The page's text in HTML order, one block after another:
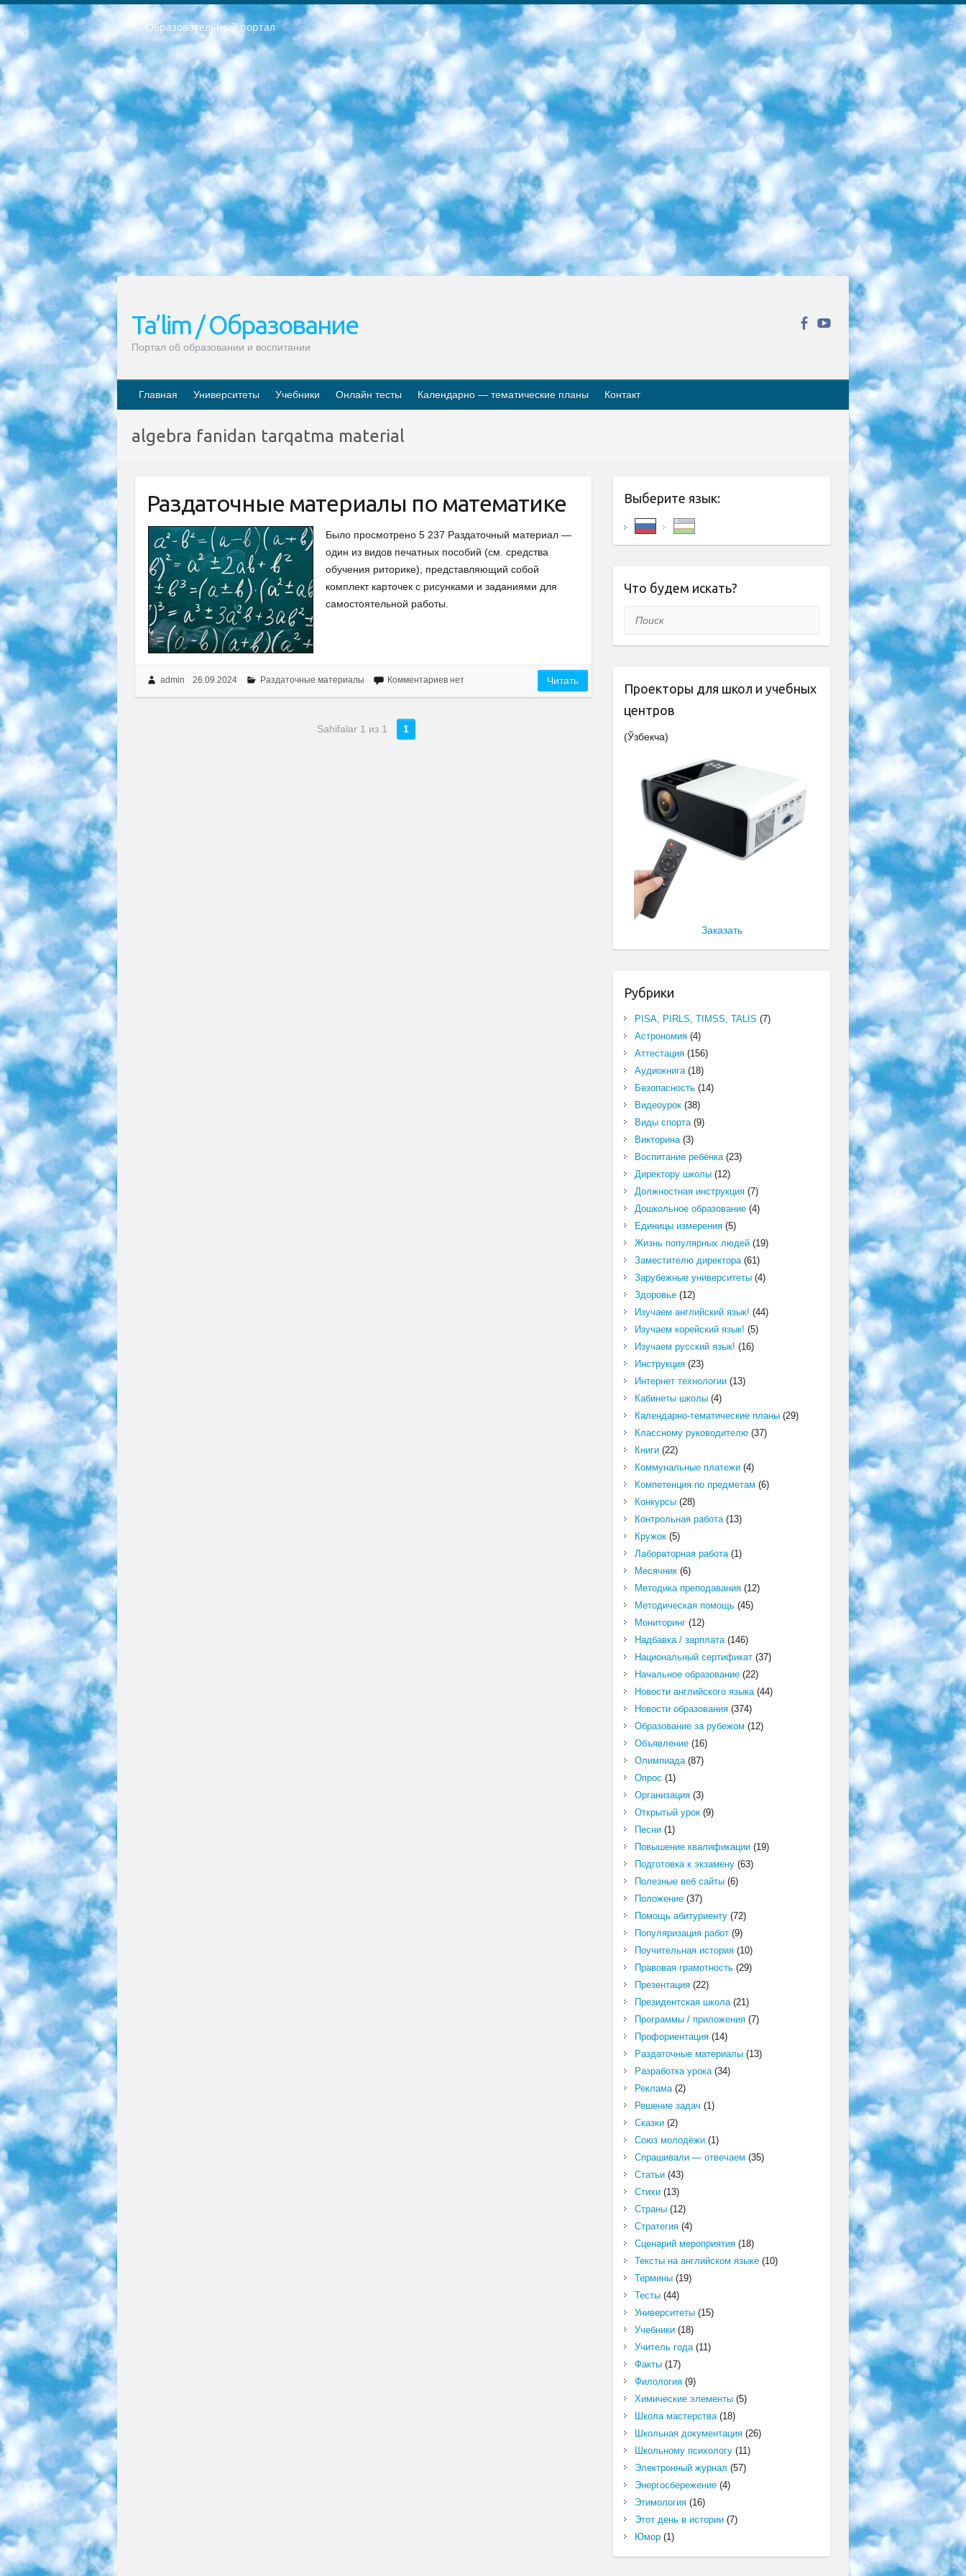
Образовательный портал
РЕСПУБЛИКА УЗБЕКИСТАН МИНИСТРЕРСТВО ДОШКОЛЬНОГО И ШКОЛЬНОГО ОБРАЗОВАНИЯ КОМАНДА в общеобразовательных учреждениях в 2023-2024 учебном году организация и проведение итоговой государственной аттестации обучающихся о Министра дошкольного и школьного образования Республики Узбекистан от 4 марта 2008 года (постановлением Минюста от 20 марта 2008 года № 1778 государственной регистрации) «Итоговое состояние учащихся общего среднего образования на основании положения об утверждении положения об аттестации общего среднего образования выпускной экзамен студентов в образовательных учреждениях в 2023-2024 учебном году В целях организации и прохождения аттестации приказываю: 1. Следующее: перечень предметов, по которым будет проводиться итоговая государственная аттестация и экзамен формы перевода согласно приложению 1; сертификаты международного образца, оценивающие уровень владения иностранными языками перечень согласно приложению 2; 2. Педагогический при специализированных образовательных учреждениях. научно-практический центр квалификации и международной оценки (Д.Давидова) 2024 г. До 25 марта: задания по предметам, по которым будет проводиться итоговая аттестация разработка и утверждение технических условий; итоговая аттестация на основании разработанного предметного задания разработка вопросов по предметам (устно и письменно), экзамен передача; общеобразовательные средние школы и специальные учебные заведения учащиеся выпускных классов школ и интернатов в агентской системе подготовка базы данных экзаменационных материалов и критериев оценки; перевод базы экзаменационных материалов на все языки обучения подать в Республиканский образовательный центр для изготовления; варианты экзаменов на основе разработанных контрольных материалов пусть будут поставлены задачи формирования. 3. Республиканский образовательный центр (Ш.Худайкулов) до 5 апреля 2024 года. до: база данных предоставленных экзаменационных материалов на все языки обучения перевод и экспертиза; для слепых, слабовидящих, глухих, слабослышащих и умственно отсталых детей учащиеся выпускных классов специализированных школ и школ-интернатов база данных экзаменационных материалов на всех преподаваемых языках подготовка критериев оценки; специализированные школы для умственно отсталых детей и технологии для учащихся выпускных классов школ-интернатов разработка соответствующих рекомендаций и критериев проведения ЕГЭ по естествознанию давать задания. 4. Педагогический при специализированных образовательных учреждениях. Научно-практический центр навыков и международной оценки (Д.Давидова), Республика образовательный центр (Худайкулов Ш.) итоговый государственный аттестационный экзамен ориентирован на творческое и логическое мышление при подготовке базы материалов учитывать введение заданий. 5. Следует отметить, что: сертификат государственного образца о знании общеобразовательного предмета и как минимум национальный уровень B1 по предметам на иностранных языках, указанным в Приложении 2. или международно признанный сертификат эквивалентного уровня студенты, изучающие определенный предмет, освобождаются от экзамена; по соответствующим предметам запланирована итоговая государственная аттестация за день до дня, путем жеребьевки Рабочей группой (в письменной форме по предметам, проводимым в форме) из числа сформированных вариантов выбрано 2 варианта; 2 выбранных варианта экзамена анонсированы на официальном сайте министерства и все выпускники по всей стране на основе этих вариантов проводит итоговую государственную аттестацию. 6. Государственное образование учащихся средних общеобразовательных учреждений. знания в соответствии с квалификационными требованиями, которые необходимо приобрести на основании стандартов итоговый (выпускной) контроль для 9 и 11 классов в целях тестирования Экзамены (далее – экзамены) состоят из предметов, перечисленных в приложении 1. будет сделано. 7. Экзамены пройдут с 26 мая по 15 июня 2024 г. (кроме науки физического воспитания). 8. Физическая для учащихся 9 классов общесредних образовательных учреждений. Экзамены по предмету «Образование, квалификация медицина» 1-6 мая 2024 года. сотрудники перевести под присмотр (с отклонениями в физическом или умственном развитии) специализированная школа для детей, школы-интернаты и со сколиозом школы-интернаты санаторного типа для больных детей исключены). 9. Он был слепым, слабовидящим и имел нарушения опорно-двигательного аппарата. экзамены в специализированных школах и интернатах для детей должны проводиться исходя из требований, предъявляемых к общеобразовательным учреждениям (физкультура кроме науки). 10. Специализированная школа для глухих и слабослышащих детей. и экзамены в интернатах и быть реализован в виде письменного теста по математике. 11. Специальность для умственно отсталых детей. Для 9 класса Родной язык и литературное письмо Государственный язык (язык обучения – узбекский). для неклассов) написано Математическое письмо Письменная/устная история Узбекистана Физическое воспитание практично Итоговый контроль Для 11 класса Написание родного языка и литературы (эссе) Математическое письмо Узбекский язык (обучение на узбекском языке) не посещающее общее среднее образование для учреждений)/Образовательное учреждение выбор письменный и устный Иностранный язык письменный/устный Письменная/устная история Узбекистана *По выбору студента:  Химия  Физика  Основы государственного права  География 10 бесплатных образовательных ресурсов - Мы составили подборку онлайн-проектов с интерактивными упражнениями, видеолекциями и статьями. Они помогут вам обрести новые и освежить старые знания бесплатно. 1. «ИНТУИТ» Старейшая образовательная площадка Рунета. Здесь вы найдёте сотни текстовых и видеокурсов на десятки различных тем — от программирования до психологии. Многие курсы подготовлены российскими университетами и крупными международными компаниями вроде Intel и Microsoft. Самостоятельное обучение бесплатное, но желающие могут оплатить услуги персональных наставников. 2. «Смартия» знакомит с актуальными профессиями и подсказывает, как им обучаться. Выбрав заинтересовавшую вас специальность — SMM-специалист, фотограф, веб-дизайнер или другую, — увидите список необходимых для неё умений. Чтобы вы могли освоить их самостоятельно, для каждого умения площадка отображает подборку ссылок на учебные материалы. Хотя «Смартия» ориентируется на русскоязычную аудиторию, часть контента всё же доступна только на английском. 3. «Лекторий Физтеха» Проект Московского физико-технического института (Физтеха). С его помощью вы можете смотреть онлайн серии лекций, записанные на видео в этом вузе. В числе доступных предметов — физика, биология, химия, информационные технологии и другие. К некоторым лекциям администрация ресурса прилагает готовые конспекты, которые можно скачивать в PDF-формате. 4. ITMOcourses Онлайн-площадка Санкт-Петербургского национального исследовательского университета информационных технологий, механики и оптики (ИТМО). Ресурс предоставляет свободный доступ к курсам, разработанным в этом вузе. Каталог материалов разбит на четыре категории: «Оптические системы и технологии», «Приборостроение и робототехника», «Информационные технологии» и «Биотехнологии». Курсы состоят из видеолекций, интерактивных демонстраций и заданий. 5. «КиберЛенинка» Электронная научная библиотека открытого доступа. Каталог площадки регулярно обрастает текстами статей из различных научных изданий. Сгруппированные по журналам и рубрикам публикации можно читать онлайн или скачивать целиком в PDF-формате. Проект нацелен на популяризацию науки за счёт открытого доступа к качественной информации. 6. «ПостНаука» На этом ресурсе публикуют подборки видеолекций, составленные экспертами из разных отраслей и объединённые общими темами. Среди них, к примеру, есть серии «Биоинформатика и геномика», «Культура средневековой Скандинавии» и Cinema Studies о теории кино. Каждая подборка лекций — логически связанная история, рассказанная экспертом от первого лица. Кроме того, на сайте появляются научно-образовательные статьи и тесты на разные темы. 7. «Newочём» Команда проекта «Newочём» отбирает самые интересные тексты из англоязычных СМИ и переводит те из них, за которые голосуют участники сообщества «ВКонтакте». По большей части это научно-популярные статьи. Редакторы придумывают лишь заголовки, в остальном содержание переводов соответствует оригиналам. Полные тексты можно читать прямо в социальной сети. 8. InternetUrok Онлайн-база материалов по основным дисциплинам школьной программы. Информация на сайте структурирована по классам, предметам и темам (урокам). Каждый урок состоит из видеолекций и конспектов. Есть также интерактивные тренажёры и тесты для закрепления пройденного материала. Даже если вы давно окончили школу, возможность повторить программу старших классов всегда может пригодиться. 9. Edutainme Ещё один ресурс об образовании. В отличие от Newtonew, как мне кажется, Edutainme больше ориентируется на представителей индустрии: педагогов, предпринимателей, разработчиков образовательных проектов. Но и любой, кто просто стремится к саморазвитию, найдёт на сайте много полезного и интересного для себя. Например, информацию о новых курсах и образовательных сервисах. 10. Newtonew Онлайн-медиа об образовании и обучении в широком смысле. Авторы Newtonew пишут об инструментах, заведениях, тактиках и стратегиях, которые помогают учить других и получать новые знания самостоятельно. На этой площадке вы найдёте новости, обзоры, аналитические мат
Ta’lim / Образование
Портал об образовании и воспитании
Главная Университеты Учебники Онлайн тесты Календарно — тематические планы Контакт
algebra fanidan tarqatma material
Раздаточные материалы по математике
Было просмотрено 5 237 Раздаточный материал —
один из видов печатных пособий (см. средства
обучения риторике), представляющий собой
комплект карточек с рисунками и заданиями для
самостоятельной работы.
admin 26.09.2024 Раздаточные материалы Комментариев нет Читать
Sahifalar 1 из 1 1
Выберите язык:
Что будем искать?
Поиск
Проекторы для школ и учебных
центров
(Ўзбекча)
Заказать
Рубрики
PISA, PIRLS, TIMSS, TALIS (7)
Астрономия(4)
Аттестация(156)
Аудиокнига(18)
Безопасность(14)
Видеоурок(38)
Виды спорта(9)
Викторина(3)
Воспитание ребёнка(23)
Директору школы(12)
Должностная инструкция(7)
Дошкольное образование(4)
Единицы измерения(5)
Жизнь популярных людей(19)
Заместителю директора(61)
Зарубежные университеты(4)
Здоровье(12)
Изучаем английский язык! (44)
Изучаем корейский язык! (5)
Изучаем русский язык! (16)
Инструкция(23)
Интернет технологии(13)
Кабинеты школы(4)
Календарно-тематические планы(29)
Классному руководителю(37)
Книги(22)
Коммунальные платежи(4)
Компетенция по предметам (6)
Конкурсы(28)
Контрольная работа(13)
Кружок(5)
Лабораторная работа(1)
Месячник(6)
Методика преподавания(12)
Методическая помощь(45)
Мониторинг(12)
Надбавка / зарплата(146)
Национальный сертификат(37)
Начальное образование(22)
Новости английского языка(44)
Новости образования(374)
Образование за рубежом (12)
Объявление(16)
Олимпиада(87)
Опрос (1)
Организация(3)
Открытый урок(9)
Песни(1)
Повышение квалификации(19)
Подготовка к экзамену(63)
Полезные веб сайты(6)
Положение(37)
Помощь абитуриенту(72)
Популяризация работ(9)
Поучительная история(10)
Правовая грамотность(29)
Презентация(22)
Президентская школа(21)
Программы / приложения(7)
Профориентация(14)
Раздаточные материалы(13)
Разработка урока(34)
Реклама(2)
Решение задач (1)
Сказки(2)
Союз молодёжи(1)
Спрашивали — отвечаем (35)
Статьи(43)
Стихи(13)
Страны(12)
Стратегия(4)
Сценарий мероприятия(18)
Тексты на английском языке(10)
Термины(19)
Тесты(44)
Университеты(15)
Учебники(18)
Учитель года(11)
Факты(17)
Филология(9)
Химические элементы(5)
Школа мастерства(18)
Школьная документация(26)
Школьному психологу(11)
Электронный журнал (57)
Энергосбережение(4)
Этимология(16)
Этот день в истории(7)
Юмор(1)